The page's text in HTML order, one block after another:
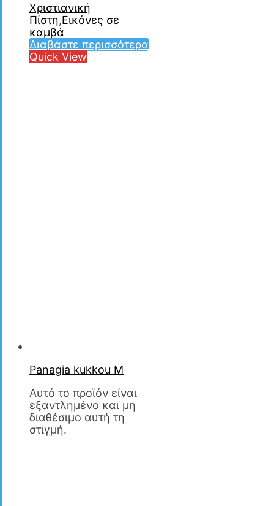
Χριστιανική
Πίστη,Εικόνες σε
καμβά
Διαβάστε περισσότερα
Quick View
Panagia kukkou M
Αυτό το προϊόν είναι
εξαντλημένο και μη
διαθέσιμο αυτή τη
στιγμή.